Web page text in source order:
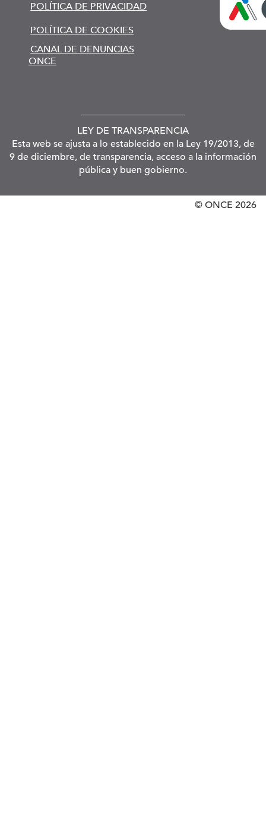
POLÍTICA DE PRIVACIDAD
POLÍTICA DE COOKIES
CANAL DE DENUNCIAS
ONCE
LEY DE TRANSPARENCIA
Esta web se ajusta a lo establecido en la Ley 19/2013, de
9 de diciembre, de transparencia, acceso a la información
pública y buen gobierno.
© ONCE 2026